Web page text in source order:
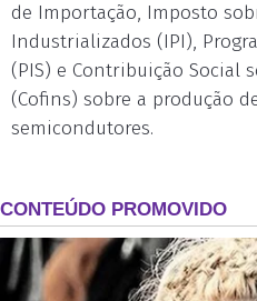
de Importação, Imposto
Industrializados (IPI),
(PIS) e Contribuição Social
(Cofins) sobre a produção
semicondutores.